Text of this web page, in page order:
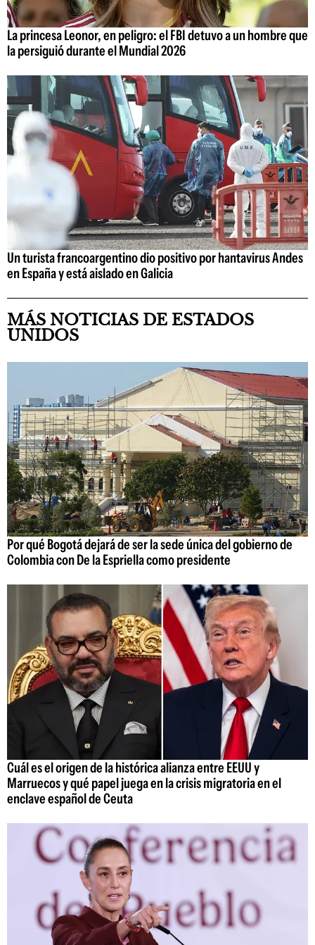
La princesa Leonor, en peligro: el FBI detuvo a un hombre que
la persiguió durante el Mundial 2026
Un turista francoargentino dio positivo por hantavirus Andes
en España y está aislado en Galicia
MÁS NOTICIAS DE ESTADOS
UNIDOS
Por qué Bogotá dejará de ser la sede única del gobierno de
Colombia con De la Espriella como presidente
Cuál es el origen de la histórica alianza entre EEUU y
Marruecos y qué papel juega en la crisis migratoria en el
enclave español de Ceuta